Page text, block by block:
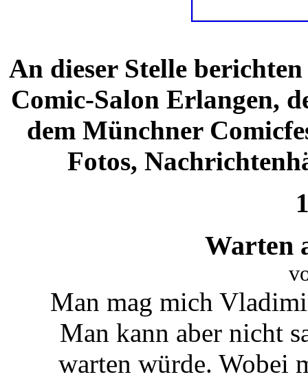
An dieser Stelle
Comic-Salon Erlangen,
dem Münchner
Fotos,
Warten
Man mag mich
Man kann aber nicht
warten würde. Wobei